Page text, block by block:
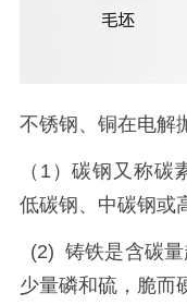
不锈钢、铜在电解
（1）碳钢又称
低碳钢、中碳钢或
(2) 铸铁是含碳量
少量磷和硫，脆而